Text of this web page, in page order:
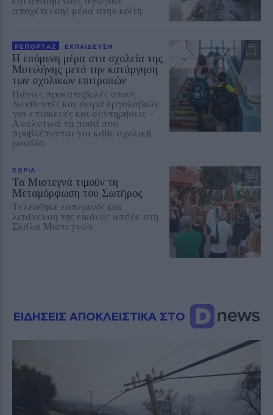
αποχέτευσης μέσα στην κοίτη
ΡΕΠΟΡΤΑΖ ΕΚΠΑΙΔΕΥΣΗ
Η επόμενη μέρα στα σχολεία της
Μυτιλήνης μετά την κατάργηση
των σχολικών επιτροπών
Πάγιες προκαταβολές στους
διευθυντές και σειρά εργολαβιών
για επισκευές και συντηρήσεις –
Αναλυτικά τα ποσά που
προβλέπονται για κάθε σχολική
μονάδα
ΧΩΡΙΑ
Τα Μιστεγνά τιμούν τη
Μεταμόρφωση του Σωτήρος
Τελέσθηκε εσπερινός και
λιτάνευση της εικόνας απόψε στη
Σκάλα Μιστεγνών
ΕΙΔΗΣΕΙΣ ΑΠΟΚΛΕΙΣΤΙΚΑ ΣΤΟ